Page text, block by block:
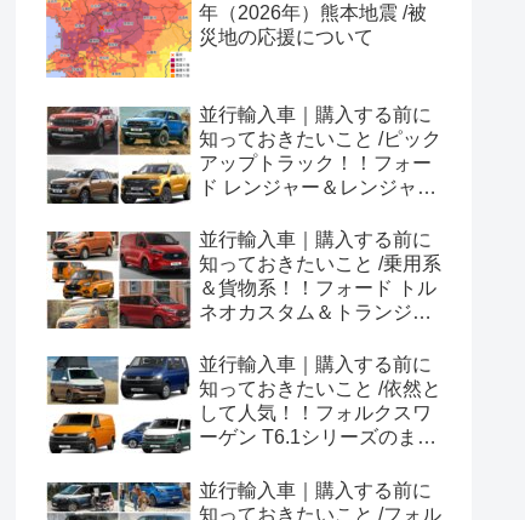
年（2026年）熊本地震 /被
災地の応援について
並行輸入車｜購入する前に
知っておきたいこと /ピック
アップトラック！！フォー
ド レンジャー＆レンジャー
め！
並行輸入車｜購入する前に
知っておきたいこと /乗用系
＆貨物系！！フォード トル
ネオカスタム＆トランジッ
め！
並行輸入車｜購入する前に
知っておきたいこと /依然と
して人気！！フォルクスワ
ーゲン T6.1シリーズのまと
並行輸入車｜購入する前に
知っておきたいこと /フォル